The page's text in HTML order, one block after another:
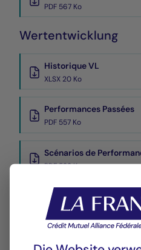
PDF 567 Ko
Wertentwicklung
Historique VL
XLSX 20 Ko
Performances Passées
PDF 557 Ko
Scénarios de
PDF 523 Ko
Scénarios de
PDF 523 Ko